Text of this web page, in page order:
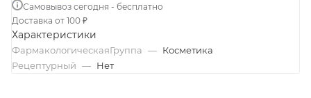
Самовывоз сегодня - бесплатно
Доставка от 100 ₽
Характеристики
ФармакологическаяГруппа — Косметика
Рецептурный — Нет